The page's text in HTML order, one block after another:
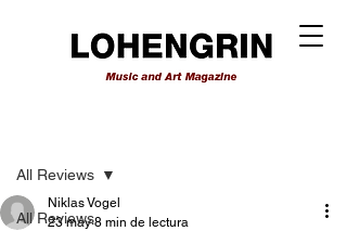
All Reviews
All Reviews
Niklas Vogel
23 may 8 min de lectura